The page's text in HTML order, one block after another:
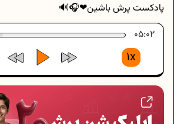
پادکست پرش باشین❤🎧🔊
05:02
1x